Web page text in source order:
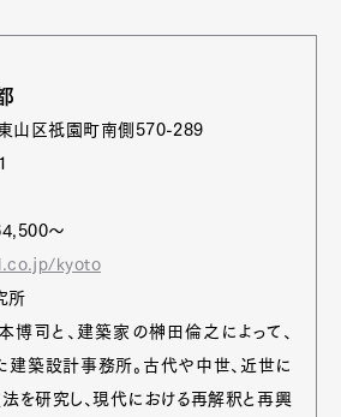
山区祇園町南側570-289
〜
kyoto
所
司と、建築家の榊田倫之によって、
建築設計事務所。古代や中世、近世に
を研究し、現代における再解釈と再興